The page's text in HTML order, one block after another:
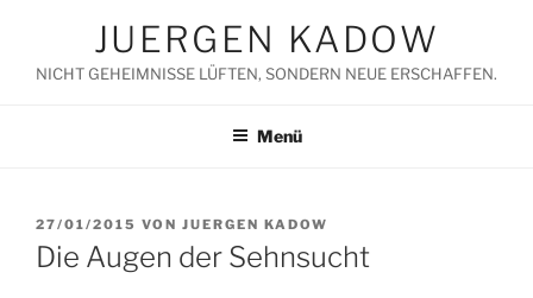
springen
JUERGEN KADOW
NICHT GEHEIMNISSE LÜFTEN, SONDERN NEUE ERSCHAFFEN.
Menü
VERÖFFENTLICHT
AM
27/01/2015 VON JUERGEN KADOW
Die Augen der Sehnsucht